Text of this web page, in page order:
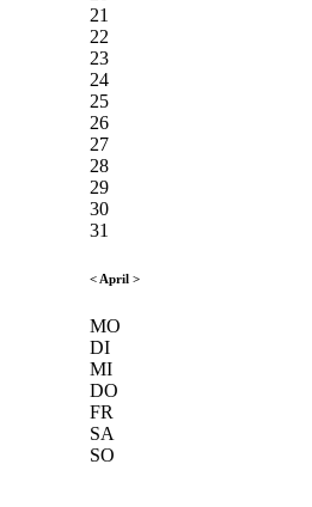
21
22
23
24
25
26
27
28
29
30
31
< April >
MO
DI
MI
DO
FR
SA
SO